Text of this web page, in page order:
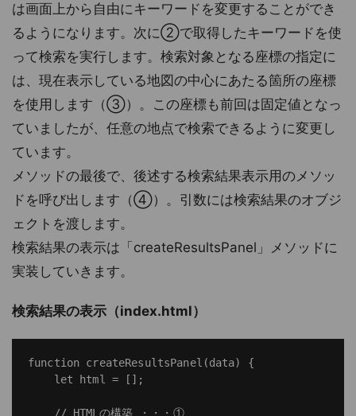
は画面上から自由にキーワードを変更することができ
るようになります。次に②で取得したキーワードを使
って検索を実行します。検索対象となる座標の指定に
は、現在表示している地図の中心にあたる箇所の座標
を使用します（③）。この座標も前回は固定値となっ
ていましたが、任意の地点で検索できるように変更し
ています。
メソッドの最後で、後述する検索結果表示用のメソッ
ドを呼び出します（④）。引数には検索結果のオブジ
ェクトを渡します。
検索結果の表示は「createResultsPanel」メソッドに
実装していきます。
検索結果の表示（index.html）
function createResultsPanel(data) {
    let html = [];
    // HTMLの構築 ・・・①